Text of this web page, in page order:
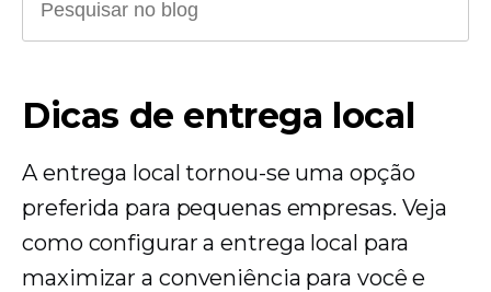
Dicas de entrega local
A entrega local tornou-se uma opção
preferida para pequenas empresas. Veja
como configurar a entrega local para
maximizar a conveniência para você e